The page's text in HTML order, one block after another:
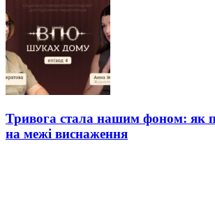
Тривога стала нашим фоном: як
на межі виснаження